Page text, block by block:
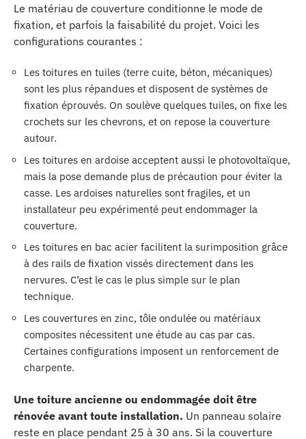
Le matériau de couverture conditionne le mode de
fixation, et parfois la faisabilité du projet. Voici les
configurations courantes :
Les toitures en tuiles (terre cuite, béton, mécaniques)
sont les plus répandues et disposent de systèmes de
fixation éprouvés. On soulève quelques tuiles, on fixe les
crochets sur les chevrons, et on repose la couverture
autour.
Les toitures en ardoise acceptent aussi le photovoltaïque,
mais la pose demande plus de précaution pour éviter la
casse. Les ardoises naturelles sont fragiles, et un
installateur peu expérimenté peut endommager la
couverture.
Les toitures en bac acier facilitent la surimposition grâce
à des rails de fixation vissés directement dans les
nervures. C’est le cas le plus simple sur le plan
technique.
Les couvertures en zinc, tôle ondulée ou matériaux
composites nécessitent une étude au cas par cas.
Certaines configurations imposent un renforcement de
charpente.
Une toiture ancienne ou endommagée doit être
rénovée avant toute installation. Un panneau solaire
reste en place pendant 25 à 30 ans. Si la couverture